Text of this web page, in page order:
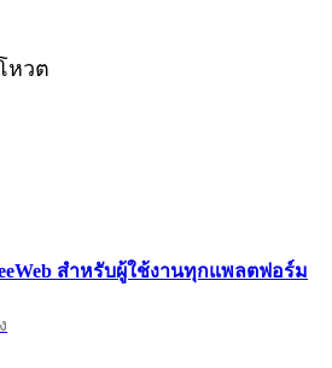
หวต
สำหรับผู้ใช้งานทุกแพลตฟอร์ม